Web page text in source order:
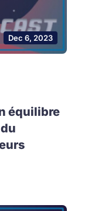
Dec 6, 2023
équilibre